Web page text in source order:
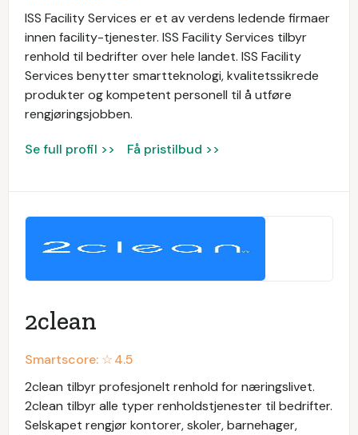
ISS Facility Services er et av verdens ledende firmaer
innen facility-tjenester. ISS Facility Services tilbyr
renhold til bedrifter over hele landet. ISS Facility
Services benytter smartteknologi, kvalitetssikrede
produkter og kompetent personell til å utføre
rengjøringsjobben.
Se full profil >> Få pristilbud >>
2clean
Smartscore: ☆4.5
2clean tilbyr profesjonelt renhold for næringslivet.
2clean tilbyr alle typer renholdstjenester til bedrifter.
Selskapet rengjør kontorer, skoler, barnehager,